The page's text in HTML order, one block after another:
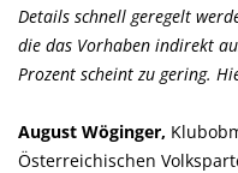
Details schnell geregelt
die das Vorhaben indirekt
Prozent scheint zu gering.
August Wöginger,
Österreichischen